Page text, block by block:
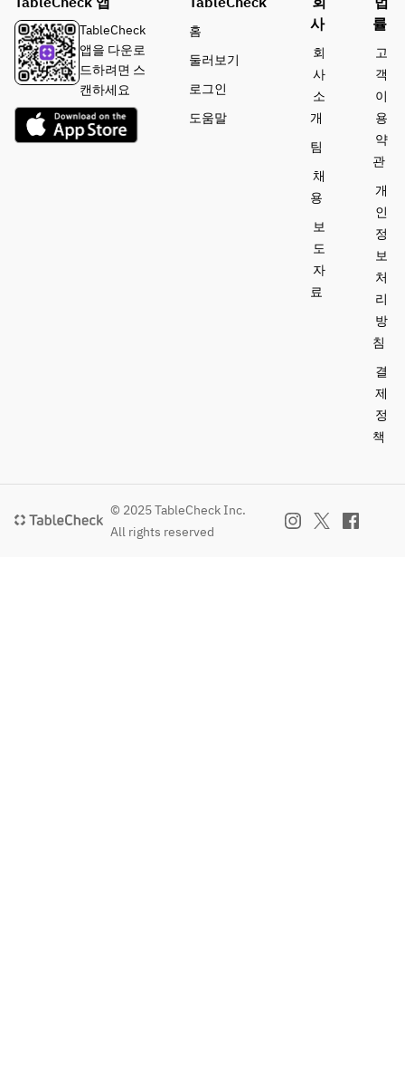
TableCheck
앱을 다운로
드하려면 스
캔하세요
홈
둘러보기
로그인
도움말
사
회
사
소
개
팀
채
용
보
도
자
료
률
고
객
이
용
약
관
개
인
정
보
처
리
방
침
결
제
정
책
© 2025 TableCheck Inc.
All rights reserved